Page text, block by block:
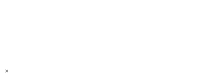
×